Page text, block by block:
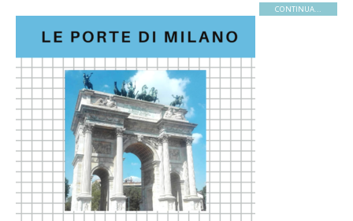
CONTINUA...